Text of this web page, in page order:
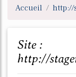
Accueil http://
Site :
http://